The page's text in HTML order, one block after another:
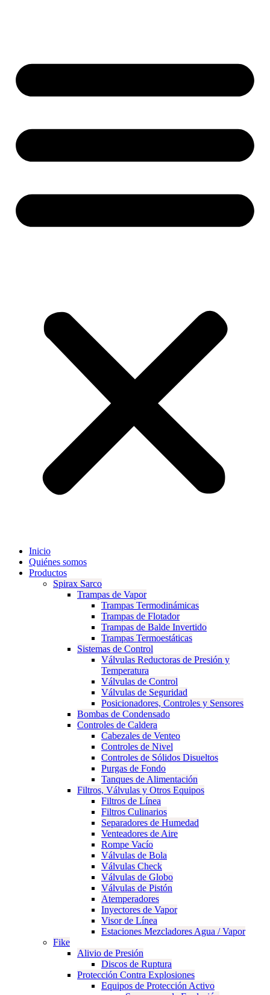
Inicio
Quiénes somos
Productos
Spirax Sarco
Trampas de Vapor
Trampas Termodinámicas
Trampas de Flotador
Trampas de Balde Invertido
Trampas Termoestáticas
Sistemas de Control
Válvulas Reductoras de Presión y
Temperatura
Válvulas de Control
Válvulas de Seguridad
Posicionadores, Controles y Sensores
Bombas de Condensado
Controles de Caldera
Cabezales de Venteo
Controles de Nivel
Controles de Sólidos Disueltos
Purgas de Fondo
Tanques de Alimentación
Filtros, Válvulas y Otros Equipos
Filtros de Línea
Filtros Culinarios
Separadores de Humedad
Venteadores de Aire
Rompe Vacío
Válvulas de Bola
Válvulas Check
Válvulas de Globo
Válvulas de Pistón
Atemperadores
Inyectores de Vapor
Visor de Línea
Estaciones Mezcladores Agua / Vapor
Fike
Alivio de Presión
Discos de Ruptura
Protección Contra Explosiones
Equipos de Protección Activo